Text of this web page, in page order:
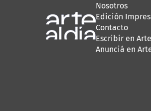
Nosotros
Edición
Contacto
Escribir en
Anunciá en